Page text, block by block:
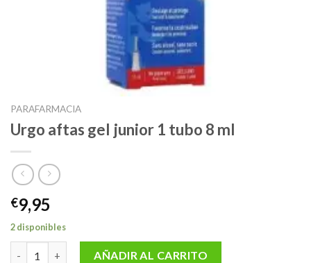
PARAFARMACIA
Urgo aftas gel junior 1 tubo 8 ml
€9,95
2 disponibles
Urgo aftas gel junior 1 tubo 8 ml cantidad
AÑADIR AL CARRITO